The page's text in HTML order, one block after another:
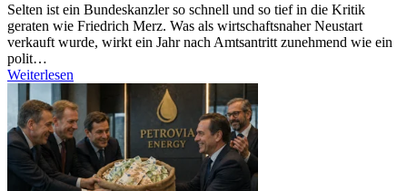
Selten ist ein Bundeskanzler so schnell und so tief in die Kritik
geraten wie Friedrich Merz. Was als wirtschaftsnaher Neustart
verkauft wurde, wirkt ein Jahr nach Amtsantritt zunehmend wie ein
polit…
Weiterlesen